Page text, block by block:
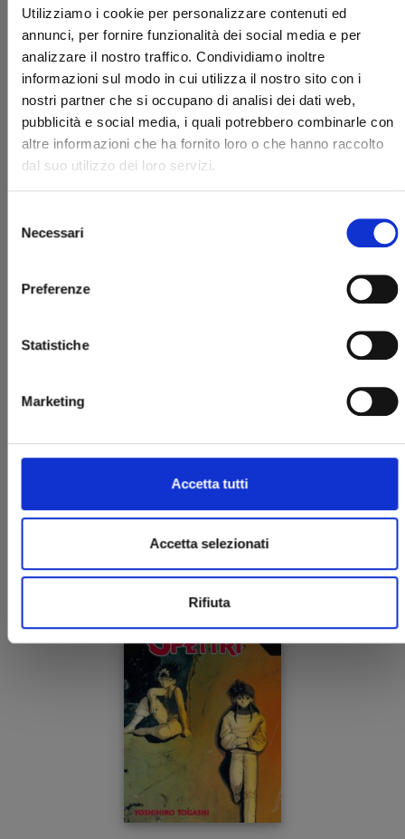
Utilizziamo i cookie per personalizzare contenuti ed
annunci, per fornire funzionalità dei social media e per
analizzare il nostro traffico. Condividiamo inoltre
informazioni sul modo in cui utilizza il nostro sito con i
nostri partner che si occupano di analisi dei dati web,
pubblicità e social media, i quali potrebbero combinarle con
altre informazioni che ha fornito loro o che hanno raccolto
dal suo utilizzo dei loro servizi.
delNecessari
Preferenze
Statistiche
Marketing
Accetta tutti
Accetta selezionati
Rifiuta
YU DEGLI SPETTRI NEW EDITION n. 9
18/02/2025
€ 5,90
YU DEGLI SPETTRI NEW EDITION n. 8
€ 5,90